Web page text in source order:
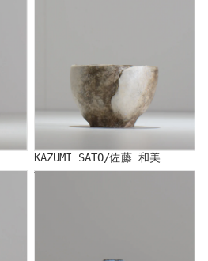
KAZUMI SATO/佐藤 和美
Yuko Sugama